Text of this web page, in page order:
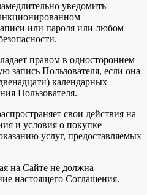
уведомить
или пароля или любом
правом в одностороннем
запись Пользователя, если она
календарных
Пользователя.
свои действия на
и условия о покупке
услуг, предоставляемых
на Сайте не должна
настоящего Соглашения.